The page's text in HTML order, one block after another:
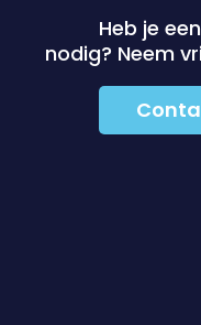
Heb je
nodig? Neem